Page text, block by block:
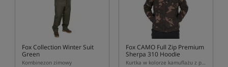
Fox Collection Winter Suit
Green
Kombinezon zimowy
Fox CAMO Full Zip Premium
Sherpa 310 Hoodie
Kurtka w kolorze kamuflażu z podszewką sherpa